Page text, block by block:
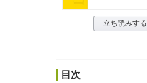
立ち読みする
目次